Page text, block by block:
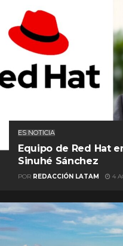
ES NOTICIA
Equipo de Red Hat
Sinuhé Sánchez
POR REDACCIÓN LATAM 4